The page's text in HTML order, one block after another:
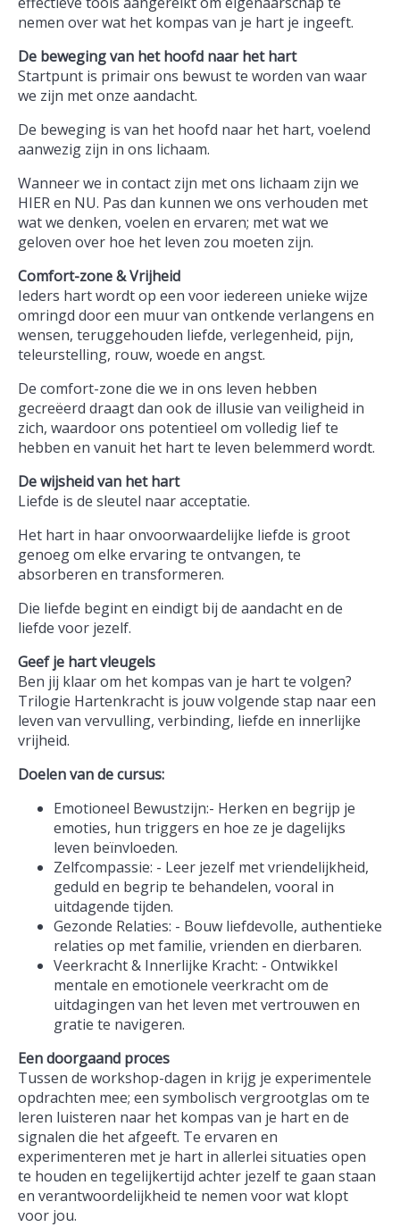
nemen over wat het kompas van je hart je ingeeft.
De beweging van het hoofd naar het hart
Startpunt is primair ons bewust te worden van waar
we zijn met onze aandacht.
De beweging is van het hoofd naar het hart, voelend
aanwezig zijn in ons lichaam.
Wanneer we in contact zijn met ons lichaam zijn we
HIER en NU. Pas dan kunnen we ons verhouden met
wat we denken, voelen en ervaren; met wat we
geloven over hoe het leven zou moeten zijn.
Comfort-zone & Vrijheid
Ieders hart wordt op een voor iedereen unieke wijze
omringd door een muur van ontkende verlangens en
wensen, teruggehouden liefde, verlegenheid, pijn,
teleurstelling, rouw, woede en angst.
De comfort-zone die we in ons leven hebben
gecreëerd draagt dan ook de illusie van veiligheid in
zich, waardoor ons potentieel om volledig lief te
hebben en vanuit het hart te leven belemmerd wordt.
De wijsheid van het hart
Liefde is de sleutel naar acceptatie.
Het hart in haar onvoorwaardelijke liefde is groot
genoeg om elke ervaring te ontvangen, te
absorberen en transformeren.
Die liefde begint en eindigt bij de aandacht en de
liefde voor jezelf.
Geef je hart vleugels
Ben jij klaar om het kompas van je hart te volgen?
Trilogie Hartenkracht is jouw volgende stap naar een
leven van vervulling, verbinding, liefde en innerlijke
vrijheid.
Doelen van de cursus:
Emotioneel Bewustzijn:- Herken en begrijp je
emoties, hun triggers en hoe ze je dagelijks
leven beïnvloeden.
Zelfcompassie: - Leer jezelf met vriendelijkheid,
geduld en begrip te behandelen, vooral in
uitdagende tijden.
Gezonde Relaties: - Bouw liefdevolle, authentieke
relaties op met familie, vrienden en dierbaren.
Veerkracht & Innerlijke Kracht: - Ontwikkel
mentale en emotionele veerkracht om de
uitdagingen van het leven met vertrouwen en
gratie te navigeren.
Een doorgaand proces
Tussen de workshop-dagen in krijg je experimentele
opdrachten mee; een symbolisch vergrootglas om te
leren luisteren naar het kompas van je hart en de
signalen die het afgeeft. Te ervaren en
experimenteren met je hart in allerlei situaties open
te houden en tegelijkertijd achter jezelf te gaan staan
en verantwoordelijkheid te nemen voor wat klopt
voor jou.